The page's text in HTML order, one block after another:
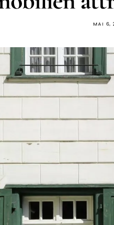
MAI 6,